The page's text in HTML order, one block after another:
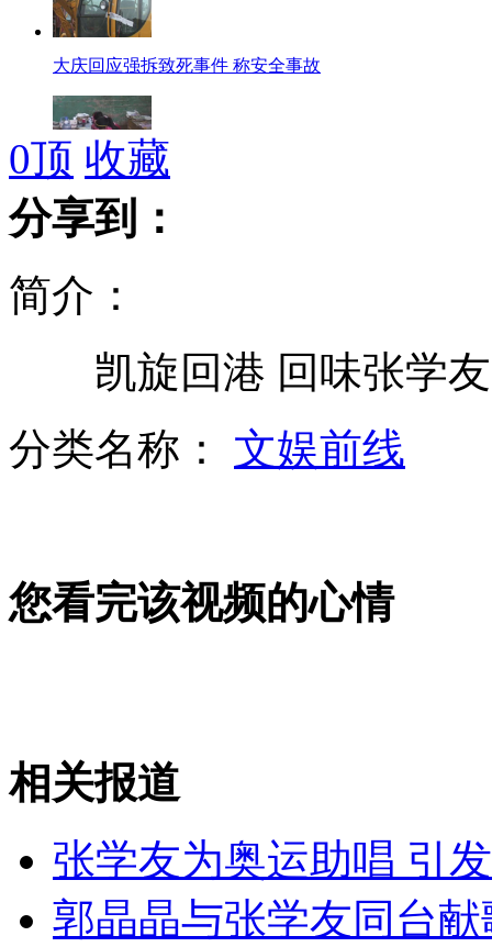
大庆回应强拆致死事件 称安全事故
心酸午休学前班系无证 环境待改善
择偶“段子”：奥特曼在银行下象棋
贵阳闹市惊现死婴 市民猜测被遗弃
昆明农业部门回应“甲醛白菜”
山西运城恶犬咬伤多人 警民合力深夜将其击毙
0顶 收藏
分享到：
简介：
凯旋回港 回味张学友
分类名称： 文娱前线
您看完该视频的心情
相关报道
张学友为奥运助唱 引
郭晶晶与张学友同台